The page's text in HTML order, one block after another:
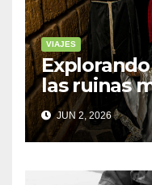
VIAJES
las ruinas
de Yucatán
JUN 2, 2026